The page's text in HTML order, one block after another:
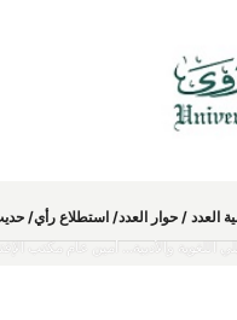
العدد / حوار العدد/ استطلاع رأي/